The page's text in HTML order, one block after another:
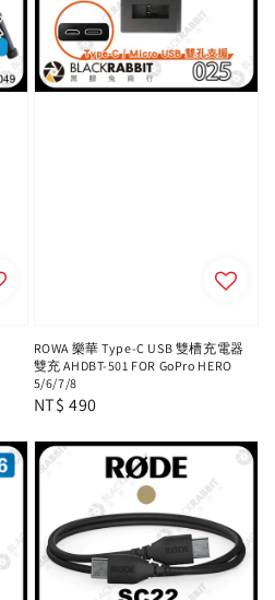
ROWA 樂華 Type-C USB 雙槽充電器
雙充 AHDBT-501 FOR GoPro HERO
5/6/7/8
Regular
NT$ 490